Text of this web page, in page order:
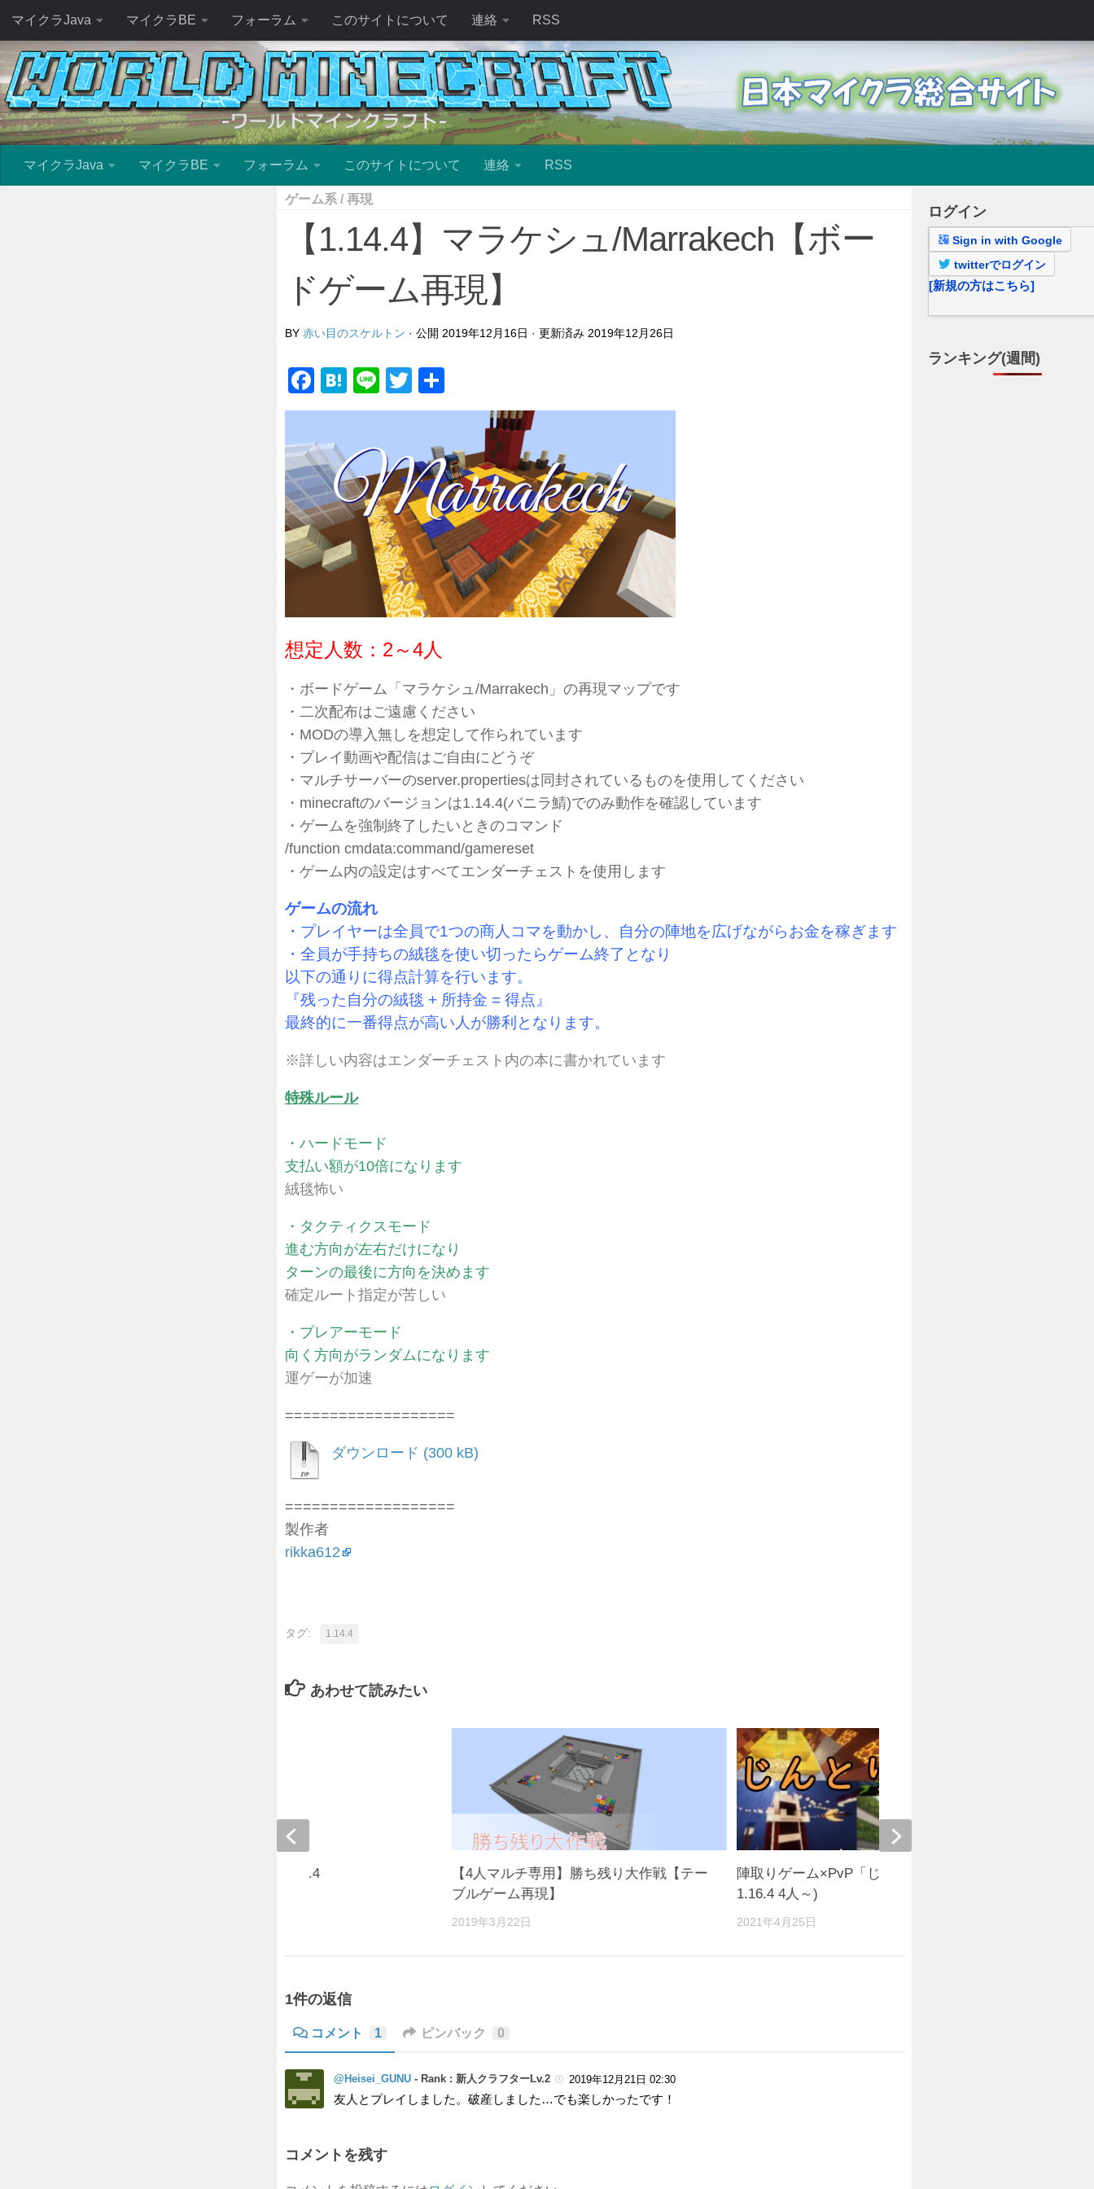
マイクラJava マイクラBE フォーラム このサイトについて 連絡 RSS
マイクラJava マイクラBE フォーラム このサイトについて 連絡 RSS
ゲーム系 / 再現
【1.14.4】マラケシュ/Marrakech【ボー
ドゲーム再現】
BY 赤い目のスケルトン · 公開 2019年12月16日 · 更新済み 2019年12月26日
Facebook
Hatena
LineTwitter
有
想定人数：2～4人
・ボードゲーム「マラケシュ/Marrakech」の再現マップです
・二次配布はご遠慮ください
・MODの導入無しを想定して作られています
・プレイ動画や配信はご自由にどうぞ
・マルチサーバーのserver.propertiesは同封されているものを使用してください
・minecraftのバージョンは1.14.4(バニラ鯖)でのみ動作を確認しています
・ゲームを強制終了したいときのコマンド
/function cmdata:command/gamereset
・ゲーム内の設定はすべてエンダーチェストを使用します
ゲームの流れ
・プレイヤーは全員で1つの商人コマを動かし、自分の陣地を広げながらお金を稼ぎます
・全員が手持ちの絨毯を使い切ったらゲーム終了となり
以下の通りに得点計算を行います。
『残った自分の絨毯 + 所持金 = 得点』
最終的に一番得点が高い人が勝利となります。
※詳しい内容はエンダーチェスト内の本に書かれています
特殊ルール
・ハードモード
支払い額が10倍になります
絨毯怖い
・タクティクスモード
進む方向が左右だけになり
ターンの最後に方向を決めます
確定ルート指定が苦しい
・プレアーモード
向く方向がランダムになります
運ゲーが加速
===================
ダウンロード
===================
製作者
rikka612
タグ: 1.14.4
あわせて読みたい
【4人マルチ専用】勝ち残り大作戦【テー
ブルゲーム再現】
2019年3月22日
陣取りゲーム×PvP「じんとりと」(MCJE
1.16.4 4人～)
2021年4月25日
明治神球場 ver .1.16.4
1件の返信
コメント 1 ピンバック 0
@Heisei_GUNU - Rank : 新人クラフターLv.2 2019年12月21日 02:30
友人とプレイしました。破産しました…でも楽しかったです！
コメントを残す
ログイン
Sign in with Google
twitterでログイン
[新規の方はこちら]
ランキング(週間)